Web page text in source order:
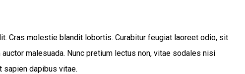
Cras molestie blandit lobortis. Curabitur feugiat laoreet odio, sit
malesuada. Nunc pretium lectus non, vitae sodales nisi
sapien dapibus vitae.